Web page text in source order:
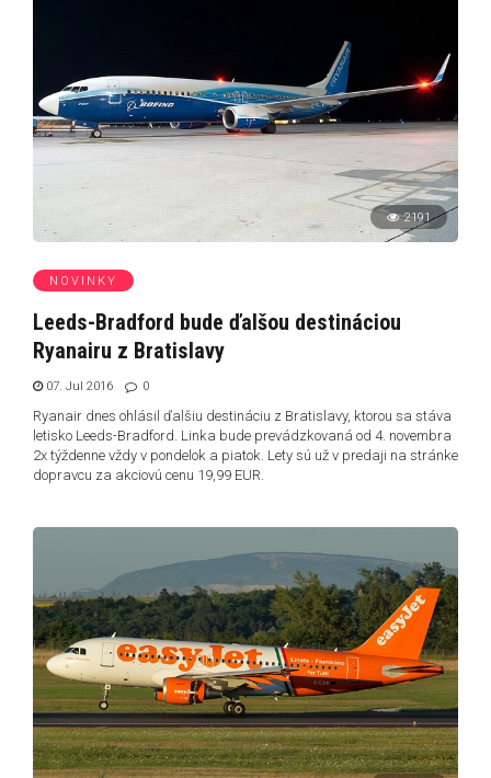
2191
NOVINKY
Leeds-Bradford bude ďalšou destináciou
Ryanairu z Bratislavy
07. Jul 2016 0
Ryanair dnes ohlásil ďalšiu destináciu z Bratislavy, ktorou sa stáva
letisko Leeds-Bradford. Linka bude prevádzkovaná od 4. novembra
2x týždenne vždy v pondelok a piatok. Lety sú už v predaji na stránke
dopravcu za akciovú cenu 19,99 EUR.